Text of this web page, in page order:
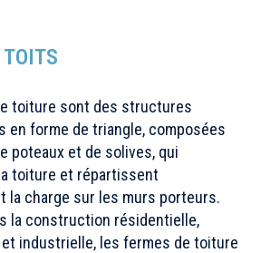
TOITS
toiture sont des structures
en forme de triangle, composées
poteaux et de solives, qui
toiture et répartissent
la charge sur les murs porteurs.
la construction résidentielle,
industrielle, les fermes de toiture